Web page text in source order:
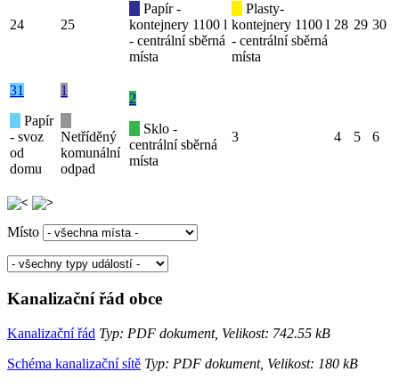
24 25
Papír -
kontejnery 1100 l
- centrální sběrná
místa
Plasty-
kontejnery 1100 l
- centrální sběrná
místa
28 29 30
31
Papír
- svoz
od
domu
1
Netříděný
komunální
odpad
2
Sklo -
centrální sběrná
místa
3 4 5 6
Místo
Kanalizační řád obce
Kanalizační řád Typ: PDF dokument, Velikost: 742.55 kB
Schéma kanalizační sítě Typ: PDF dokument, Velikost: 180 kB